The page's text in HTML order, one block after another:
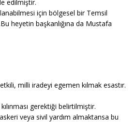
edilmiştir.
için bölgesel bir Temsil
heyetin başkanlığına da Mustafa
milli iradeyi egemen kılmak esastır.
gerektiği belirtilmiştir.
veya sivil yardım almaktansa bu